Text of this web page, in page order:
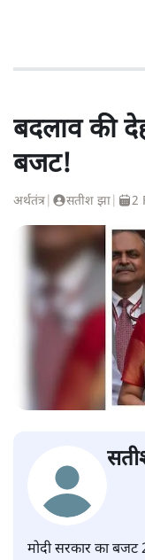
बदलाव की
बजट!
अर्थतंत्र सतीश झा 2
मोदी सरकार का बजट